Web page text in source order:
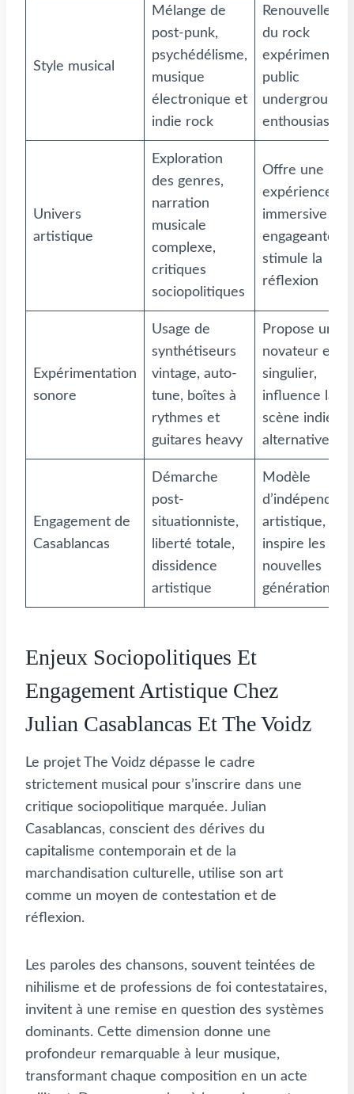
Style musical
Mélange de
post-punk,
psychédélisme,
musique
électronique et
indie rock
du rock
expérimental,
public
underground
enthousiaste
Univers
artistique
Exploration
des genres,
narration
musicale
complexe,
critiques
sociopolitiques
Offre une
expérience
immersive et
engageante,
stimule la
réflexion
Expérimentation
sonore
Usage de
synthétiseurs
vintage, auto-
tune, boîtes à
rythmes et
guitares heavy
Propose un
novateur et
singulier,
influence la
scène indie et
alternative
Engagement de
Casablancas
Démarche
post-
situationniste,
liberté totale,
dissidence
artistique
Modèle
artistique,
inspire les
nouvelles
générations
Enjeux Sociopolitiques Et
Engagement Artistique Chez
Julian Casablancas Et The Voidz
Le projet The Voidz dépasse le cadre
strictement musical pour s’inscrire dans une
critique sociopolitique marquée. Julian
Casablancas, conscient des dérives du
capitalisme contemporain et de la
marchandisation culturelle, utilise son art
comme un moyen de contestation et de
réflexion.
Les paroles des chansons, souvent teintées de
nihilisme et de professions de foi contestataires,
invitent à une remise en question des systèmes
dominants. Cette dimension donne une
profondeur remarquable à leur musique,
transformant chaque composition en un acte